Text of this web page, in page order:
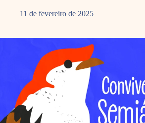
11 de fevereiro de 2025